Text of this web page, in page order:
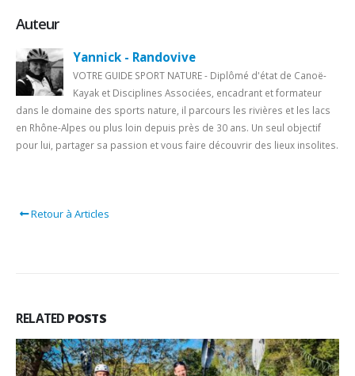
Auteur
Yannick - Randovive
VOTRE GUIDE SPORT NATURE - Diplômé d'état de Canoë-
Kayak et Disciplines Associées, encadrant et formateur
dans le domaine des sports nature, il parcours les rivières et les lacs
en Rhône-Alpes ou plus loin depuis près de 30 ans. Un seul objectif
pour lui, partager sa passion et vous faire découvrir des lieux insolites.
Retour à Articles
RELATED POSTS